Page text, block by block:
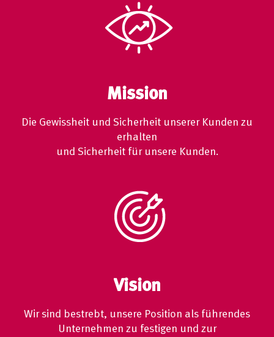
Mission
Die Gewissheit und Sicherheit unserer Kunden zu
erhalten
und Sicherheit für unsere Kunden.
Vision
Wir sind bestrebt, unsere Position als führendes
Unternehmen zu festigen und zur